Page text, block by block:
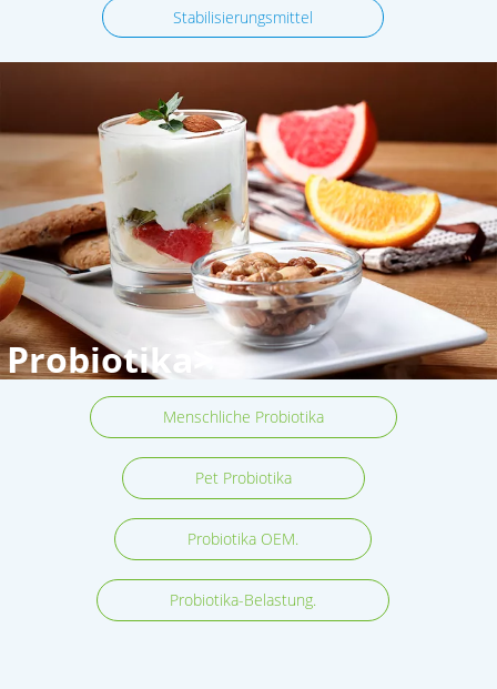
Stabilisierungsmittel
Probiotika>
Menschliche Probiotika
Pet Probiotika
Probiotika OEM.
Probiotika-Belastung.